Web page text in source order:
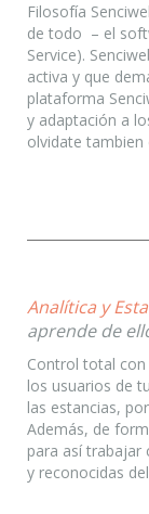
Filosofía
de todo – el
Service).
activa y que
plataforma
y adaptación a
olvidate
Analítica y
aprende de
Control total
los usuarios de
las estancias,
Además, de
para así trabajar
y reconocidas